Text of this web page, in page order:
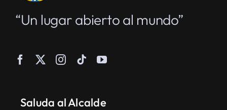
“Un lugar abierto al mundo”
Saluda al Alcalde